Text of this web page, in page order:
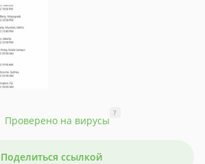
Проверено на вирусы
?
Поделиться ссылкой